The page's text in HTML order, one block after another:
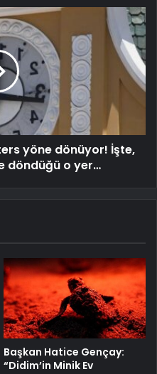
yöne dönüyor! İşte,
döndüğü o yer…
Başkan Hatice Gençay:
“Didim’in Minik Ev